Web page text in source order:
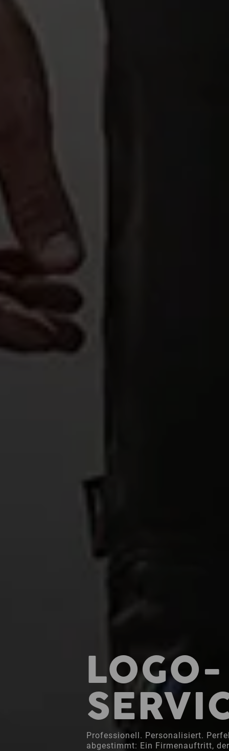
LOGO-
Professionell. Personalisiert.
abgestimmt: Ein Firmenauftritt,